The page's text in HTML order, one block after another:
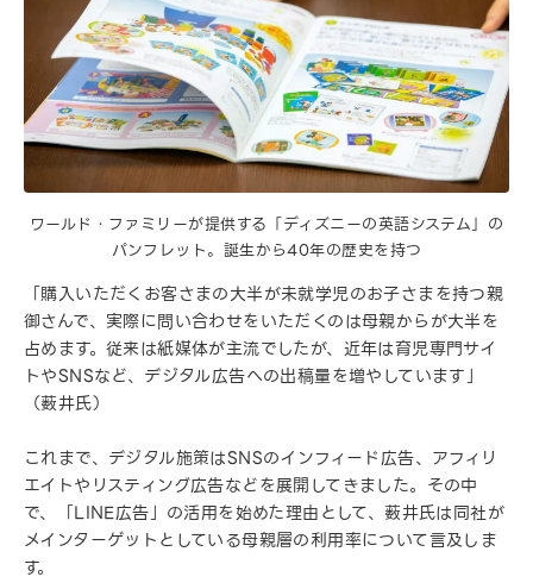
ワールド・ファミリーが提供する「ディズニーの英語システム」の
パンフレット。誕生から40年の歴史を持つ
「購入いただくお客さまの大半が未就学児のお子さまを持つ親
御さんで、実際に問い合わせをいただくのは母親からが大半を
占めます。従来は紙媒体が主流でしたが、近年は育児専門サイ
トやSNSなど、デジタル広告への出稿量を増やしています」
（薮井氏）
これまで、デジタル施策はSNSのインフィード広告、アフィリ
エイトやリスティング広告などを展開してきました。その中
で、「LINE広告」の活用を始めた理由として、薮井氏は同社が
メインターゲットとしている母親層の利用率について言及しま
す。